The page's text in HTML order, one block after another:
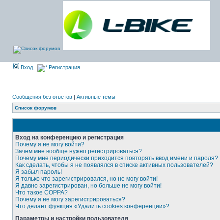
Вход Регистрация
Сообщения без ответов | Активные темы
Список форумов
Вход на конференцию и регистрация
Почему я не могу войти?
Зачем мне вообще нужно регистрироваться?
Почему мне периодически приходится повторять ввод имени и пароля?
Как сделать, чтобы я не появлялся в списке активных пользователей?
Я забыл пароль!
Я только что зарегистрировался, но не могу войти!
Я давно зарегистрирован, но больше не могу войти!
Что такое COPPA?
Почему я не могу зарегистрироваться?
Что делает функция «Удалить cookies конференции»?
Параметры и настройки пользователя